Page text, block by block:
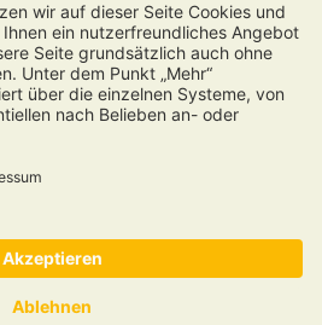
twitter youtube
widerrufen
Mehrwertsteuer zzgl.Versandkosten
wenn nicht anders beschrieben.
®und Futon – alle Rechte vorbehalten.